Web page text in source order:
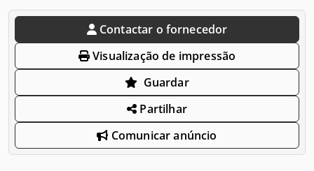
Contactar o fornecedor
Visualização de impressão
Guardar
Partilhar
Comunicar anúncio